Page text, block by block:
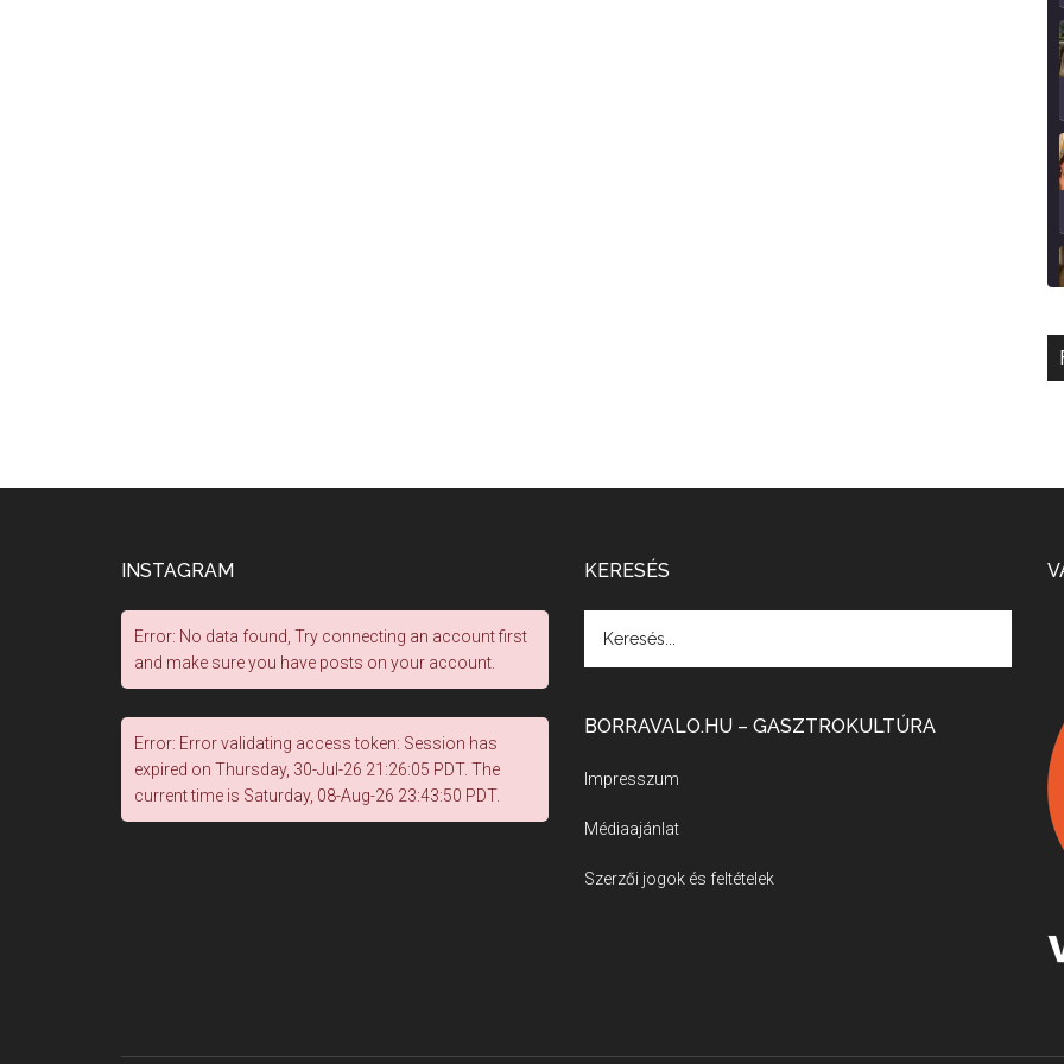
INSTAGRAM
Error: No data found, Try connecting an account first
and make sure you have posts on your account.
Error: Error validating access token: Session has
expired on Thursday, 30-Jul-26 21:26:05 PDT. The
current time is Saturday, 08-Aug-26 23:43:50 PDT.
KERESÉS
BORRAVALO.HU – GASZTROKULTÚRA
Impresszum
Médiaajánlat
Szerzői jogok és feltételek